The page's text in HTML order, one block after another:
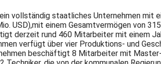
vollständig staatliches Unternehmen mit
USD),mit einem Gesamtvermögen von
derzeit rund 460 Mitarbeiter mit einem
verfügt über vier Produktions- und
beschäftigt 8 Mitarbeiter mit